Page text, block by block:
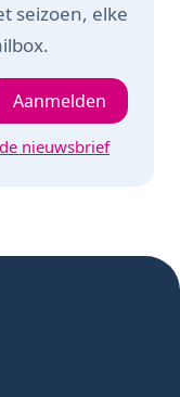
seizoen, elke
Aanmelden
nieuwsbrief